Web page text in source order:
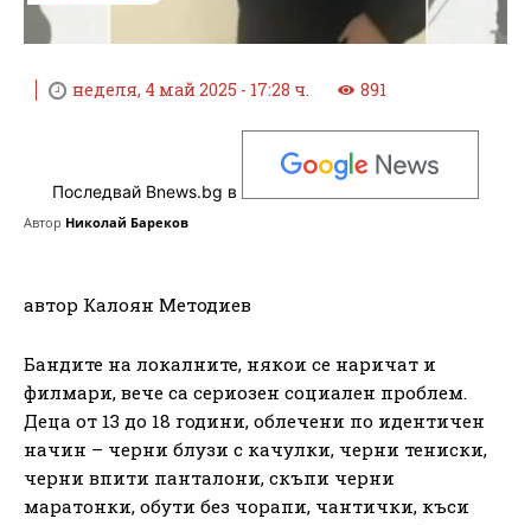
неделя, 4 май 2025 - 17:28 ч. 891
Последвай Bnews.bg в
Автор Николай Бареков
автор Калоян Методиев
Бандите на локалните, някои се наричат и
филмари, вече са сериозен социален проблем.
Деца от 13 до 18 години, облечени по идентичен
начин – черни блузи с качулки, черни тениски,
черни впити панталони, скъпи черни
маратонки, обути без чорапи, чантички, къси